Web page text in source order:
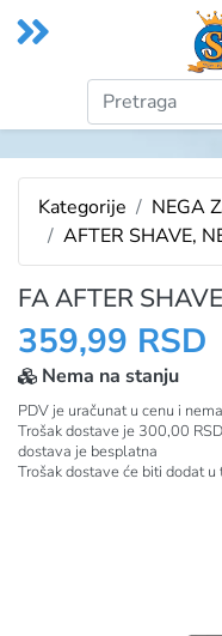
Kategorije
NEGA
AFTER SHAVE,
FA AFTER
359,99 RSD
Nema na stanju
PDV je uračunat u cenu i
Trošak dostave je 300,00
dostava je besplatna
Trošak dostave će biti dodat